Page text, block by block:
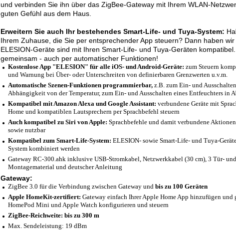
und verbinden Sie ihn über das ZigBee-Gateway mit Ihrem WLAN-
guten Gefühl aus dem Haus.
Erweitern Sie auch Ihr bestehendes Smart-Life- und Tuya-System:
Ihrem Zuhause, die Sie per entsprechender App steuern? Dann haben
ELESION-Geräte sind mit Ihren Smart-Life- und Tuya-Geräten
gemeinsam - auch per automatischer Funktionen!
Kostenlose App "ELESION" für alle iOS- und Android-Geräte: zum Steuern
und Warnung bei Über- oder Unterschreiten von definierbaren Grenzwerten u.v.m.
Automatische Szenen-Funktionen programmierbar, z.B. zum Ein- und
Abhängigkeit von der Temperatur, zum Ein- und Ausschalten eines Entfeuchters
Kompatibel mit Amazon Alexa und Google Assistant: verbundene Geräte mit
Home und kompatiblen Lautsprechern per Sprachbefehl steuern
Auch kompatibel zu Siri von Apple: Sprachbefehle und damit verbundene
sowie nutzbar
Kompatibel zum Smart-Life-System: ELESION- sowie Smart-Life- und Tuya-
System kombiniert werden
Gateway RC-300.ahk inklusive USB-Stromkabel, Netzwerkkabel (30 cm), 3 Tür-
Montagematerial und deutscher Anleitung
Gateway:
ZigBee 3.0 für die Verbindung zwischen Gateway und bis zu 100 Geräten
Apple HomeKit-zertifiert: Gateway einfach Ihrer Apple Home App hinzufügen und
HomePod Mini und Apple Watch konfigurieren und steuern
ZigBee-Reichweite: bis zu 300 m
Max. Sendeleistung: 19 dBm